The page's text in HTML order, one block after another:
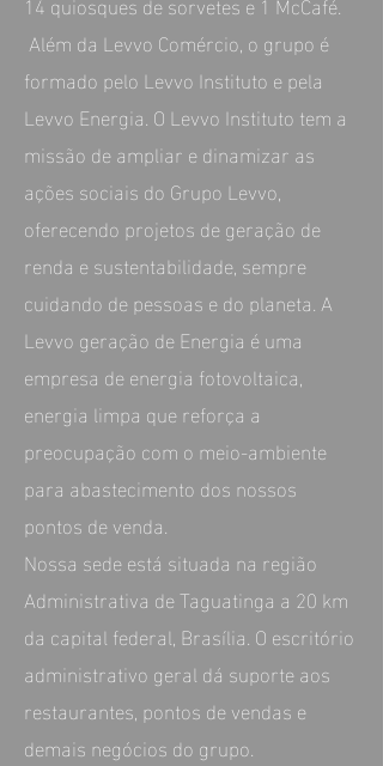
Além da Levvo Comércio, o grupo é
formado pelo Levvo Instituto e pela
Levvo Energia. O Levvo Instituto tem a
missão de ampliar e dinamizar as
ações sociais do Grupo Levvo,
oferecendo projetos de geração de
renda e sustentabilidade, sempre
cuidando de pessoas e do planeta. A
Levvo geração de Energia é uma
empresa de energia fotovoltaica,
energia limpa que reforça a
preocupação com o meio-ambiente
para abastecimento dos nossos
pontos de venda.
Nossa sede está situada na região
Administrativa de Taguatinga a 20 km
da capital federal, Brasília. O escritório
administrativo geral dá suporte aos
restaurantes, pontos de vendas e
demais negócios do grupo.